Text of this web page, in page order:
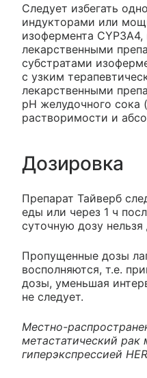
Следует избегать
индукторами или
изофермента
лекарственными
субстратами
с узким
лекарственными
рН желудочного сока
растворимости и
Дозировка
Препарат Тайверб
еды или через 1 ч
суточную дозу
Пропущенные дозы
восполняются, т.е.
дозы, уменьшая
не следует.
Местно-
метастатический
гиперэкспрессией